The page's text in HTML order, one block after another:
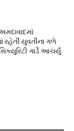
રહેતી યુવતીના ગળે
ગાર્ડે આચર્યું